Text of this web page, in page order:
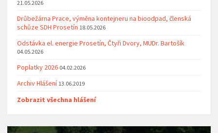
21.05.2026
Drůbežárna Prace, výměna kontejneru na bioodpad, členská
schůze SDH Prosetín 18.05.2026
Odstávka el. energie Prosetín, Čtyři Dvory, MUDr. Bartošík
04.05.2026
Poplatky 2026 04.02.2026
Archiv Hlášení 13.06.2019
Zobrazit všechna hlášení